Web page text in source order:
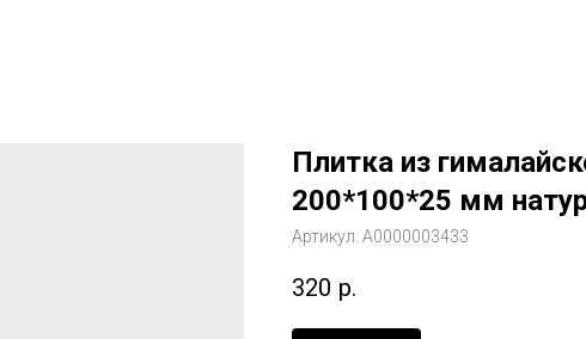
Плитка из
200*100*25 мм
Артикул: А0000003433
320 р.